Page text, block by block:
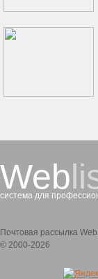
Web
система для
Почтовая рассылка
© 2000-2026